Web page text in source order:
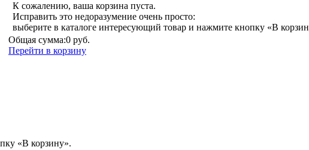
К сожалению, ваша корзина пуста.
Исправить это недоразумение очень просто:
выберите в каталоге интересующий товар и нажмите кнопку «В
Общая сумма:0 руб.
Перейти в корзину
«В корзину».